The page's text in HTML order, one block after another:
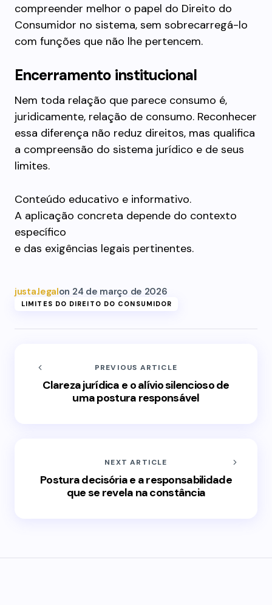
compreender melhor o papel do Direito do
Consumidor no sistema, sem sobrecarregá-lo
com funções que não lhe pertencem.
Encerramento institucional
Nem toda relação que parece consumo é,
juridicamente, relação de consumo. Reconhecer
essa diferença não reduz direitos, mas qualifica
a compreensão do sistema jurídico e de seus
limites.
Conteúdo educativo e informativo.
A aplicação concreta depende do contexto
específico
e das exigências legais pertinentes.
justa.legalon 24 de março de 2026
LIMITES DO DIREITO DO CONSUMIDOR
PREVIOUS ARTICLE
Clareza jurídica e o alívio silencioso de
uma postura responsável
NEXT ARTICLE
Postura decisória e a responsabilidade
que se revela na constância